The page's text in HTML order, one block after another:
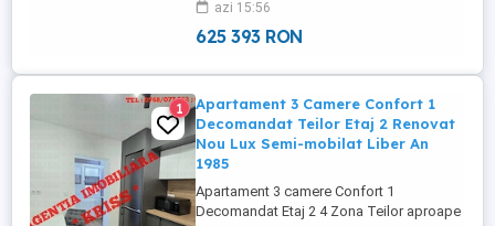
exclusivitate un apartament de 3 camere
Plus Living ...
azi 15:56
625 393 RON
1
Apartament 3 Camere Confort 1
Decomandat Teilor Etaj 2 Renovat
Nou Lux Semi-mobilat Liber An
1985
Apartament 3 camere Confort 1
Decomandat Etaj 2 4 Zona Teilor aproape